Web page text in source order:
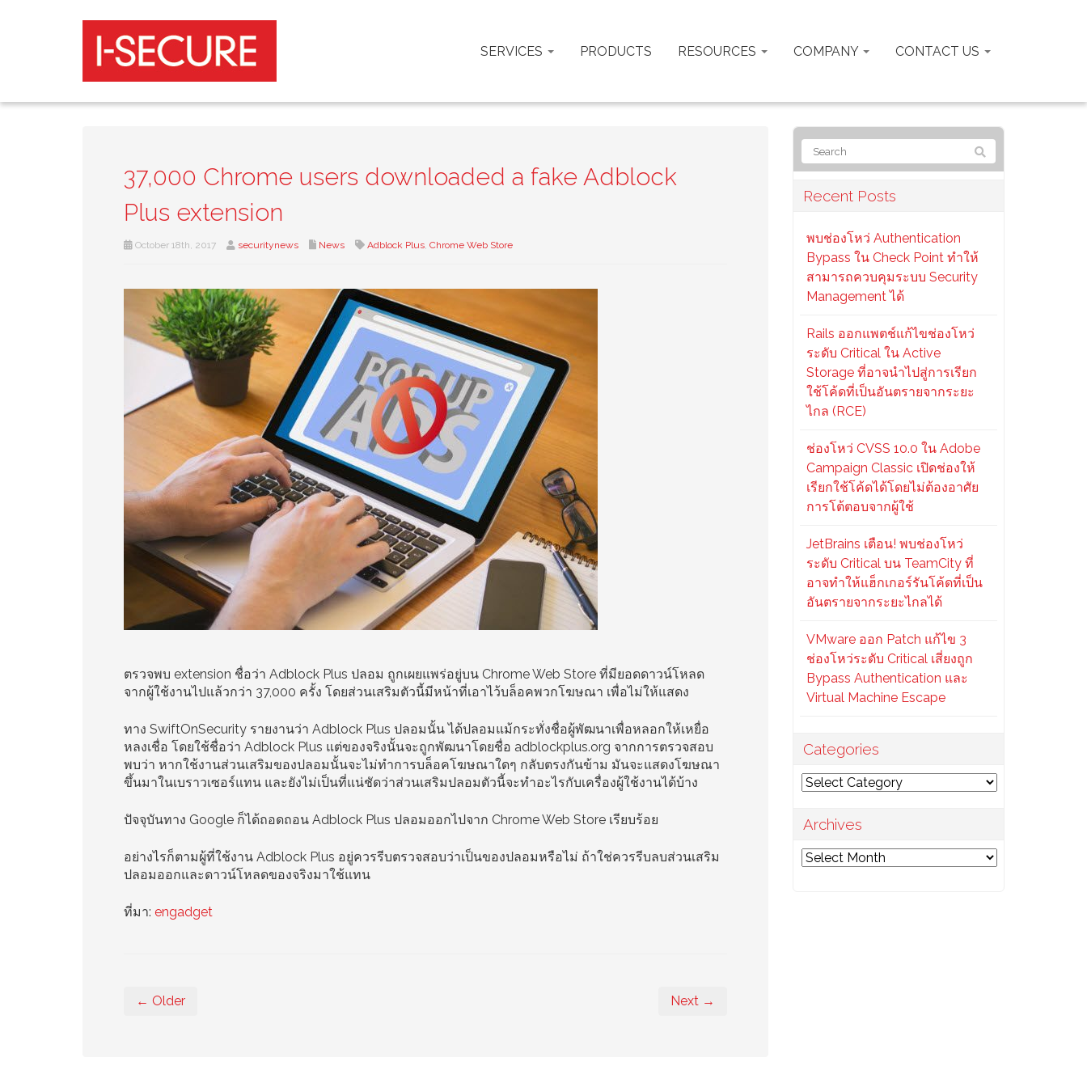
SERVICES PRODUCTS RESOURCES COMPANY CONTACT US
37,000 Chrome users downloaded a fake Adblock
Plus extension
October 18th, 2017 securitynews News Adblock Plus, Chrome Web Store
ตรวจพบ extension ชื่อว่า Adblock Plus ปลอม ถูกเผยแพร่อยู่บน Chrome Web Store ที่มียอดดาวน์โหลด
จากผู้ใช้งานไปแล้วกว่า 37,000 ครั้ง โดยส่วนเสริมตัวนี้มีหน้าที่เอาไว้บล็อคพวกโฆษณา เพื่อไม่ให้แสดง
ทาง SwiftOnSecurity รายงานว่า Adblock Plus ปลอมนั้น ได้ปลอมแม้กระทั่งชื่อผู้พัฒนาเพื่อหลอกให้เหยื่อ
หลงเชื่อ โดยใช้ชื่อว่า Adblock Plus แต่ของจริงนั้นจะถูกพัฒนาโดยชื่อ adblockplus.org จากการตรวจสอบ
พบว่า หากใช้งานส่วนเสริมของปลอมนั้นจะไม่ทำการบล็อคโฆษณาใดๆ กลับตรงกันข้าม มันจะแสดงโฆษณา
ขึ้นมาในเบราวเซอร์แทน และยังไม่เป็นที่แน่ชัดว่าส่วนเสริมปลอมตัวนี้จะทำอะไรกับเครื่องผู้ใช้งานได้บ้าง
ปัจจุบันทาง Google ก็ได้ถอดถอน Adblock Plus ปลอมออกไปจาก Chrome Web Store เรียบร้อย
อย่างไรก็ตามผู้ที่ใช้งาน Adblock Plus อยู่ควรรีบตรวจสอบว่าเป็นของปลอมหรือไม่ ถ้าใช่ควรรีบลบส่วนเสริม
ปลอมออกและดาวน์โหลดของจริงมาใช้แทน
ที่มา: engadget
← Older Next →
Recent Posts
พบช่องโหว่ Authentication
Bypass ใน Check Point ทำให้
สามารถควบคุมระบบ Security
Management ได้
Rails ออกแพตช์แก้ไขช่องโหว่
ระดับ Critical ใน Active
Storage ที่อาจนำไปสู่การเรียก
ใช้โค้ดที่เป็นอันตรายจากระยะ
ไกล (RCE)
ช่องโหว่ CVSS 10.0 ใน Adobe
Campaign Classic เปิดช่องให้
เรียกใช้โค้ดได้โดยไม่ต้องอาศัย
การโต้ตอบจากผู้ใช้
JetBrains เตือน! พบช่องโหว่
ระดับ Critical บน TeamCity ที่
อาจทำให้แฮ็กเกอร์รันโค้ดที่เป็น
อันตรายจากระยะไกลได้
VMware ออก Patch แก้ไข 3
ช่องโหว่ระดับ Critical เสี่ยงถูก
Bypass Authentication และ
Virtual Machine Escape
Categories
Categories
Archives
Archives